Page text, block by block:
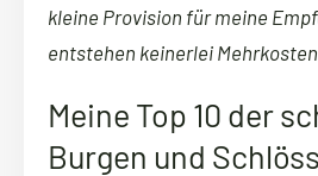
kleine Provision für meine
entstehen keinerlei
Meine Top 10 der
Burgen und